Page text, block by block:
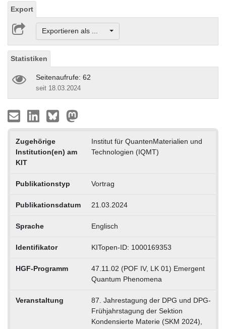
Export
Exportieren als ...
Statistiken
Seitenaufrufe: 62
seit 18.03.2024
Zugehörige
Institution(en) am
KIT
Institut für QuantenMaterialien und
Technologien (IQMT)
Publikationstyp Vortrag
Publikationsdatum 21.03.2024
Sprache Englisch
Identifikator KITopen-ID: 1000169353
HGF-Programm
47.11.02 (POF IV, LK 01) Emergent
Quantum Phenomena
Veranstaltung
87. Jahrestagung der DPG und DPG-
Frühjahrstagung der Sektion
Kondensierte Materie (SKM 2024),